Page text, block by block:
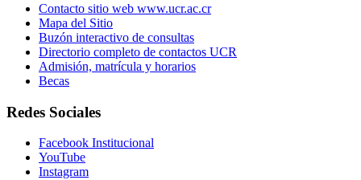
Contacto sitio web www.ucr.ac.cr
Mapa del Sitio
Buzón interactivo de consultas
Directorio completo de contactos UCR
Admisión, matrícula y horarios
Becas
Redes Sociales
Facebook Institucional
YouTube
Instagram